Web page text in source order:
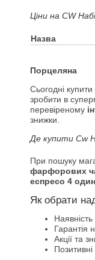
Ціни на CW
Назва
Порцеляна
Сьогодні купити
зробити в
перевіреному
знижки.
Де купити Cw
При пошуку
фарфорових
еспресо 4
Як обрати
Гарантія
Акції та
Позитивні